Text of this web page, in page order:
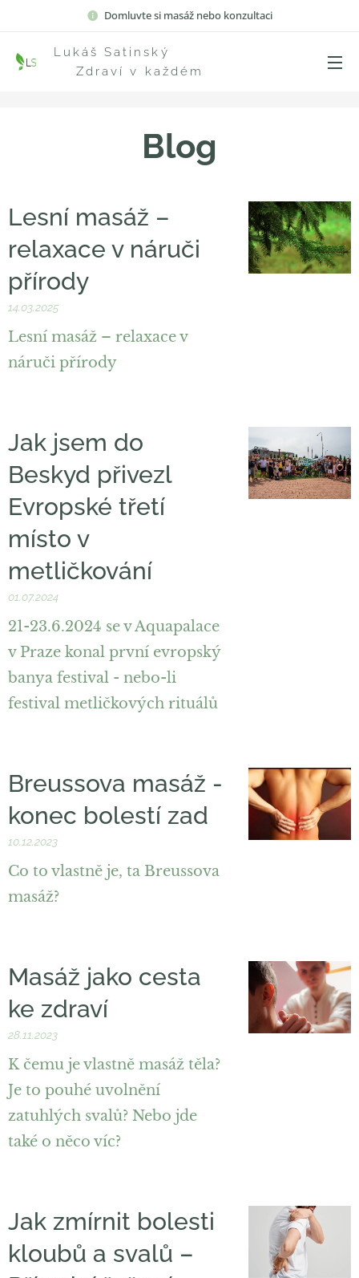
Domluvte si masáž nebo konzultaci
Lukáš Satinský
Zdraví v každém
Blog
Lesní masáž –
relaxace v náruči
přírody
14.03.2025
Lesní masáž – relaxace v
náruči přírody
Jak jsem do
Beskyd přivezl
Evropské třetí
místo v
metličkování
01.07.2024
21-23.6.2024 se v Aquapalace
v Praze konal první evropský
banya festival - nebo-li
festival metličkových rituálů
Breussova masáž -
konec bolestí zad
10.12.2023
Co to vlastně je, ta Breussova
masáž?
Masáž jako cesta
ke zdraví
28.11.2023
K čemu je vlastně masáž těla?
Je to pouhé uvolnění
zatuhlých svalů? Nebo jde
také o něco víc?
Jak zmírnit bolesti
kloubů a svalů –